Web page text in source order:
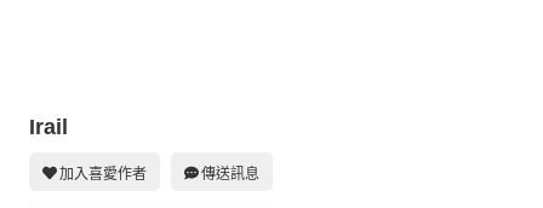
攤位轉讓區
Irail
加入喜愛作者 傳送訊息